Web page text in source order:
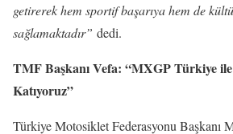
getirerek hem sportif başarıya hem de
sağlamaktadır” dedi.
TMF Başkanı Vefa: “MXGP Türkiye
Katıyoruz”
Türkiye Motosiklet Federasyonu Başkanı